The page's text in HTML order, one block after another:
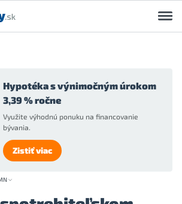
Hypotéka s výnimočným úrokom
3,39 % ročne
Využite výhodnú ponuku na financovanie
bývania.
Zistiť viac